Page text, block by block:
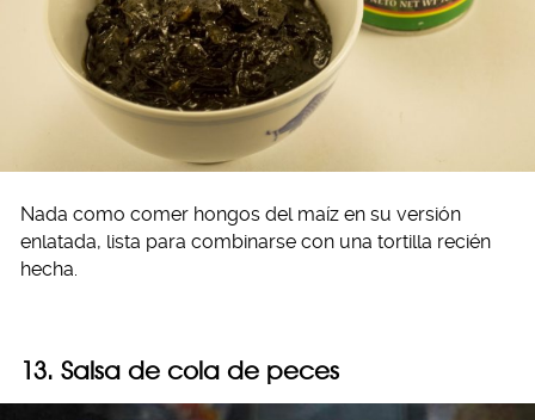
Nada como comer hongos del maíz en su versión
enlatada, lista para combinarse con una tortilla recién
hecha.
13. Salsa de cola de peces